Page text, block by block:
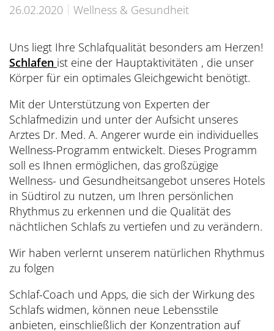
Awards
Preidlhof Events
Belvita
Dolce Vita Blog
Honeymoon
Sauna Tower
Pools & Park
À-la-carte-Treatments
Checks & Therapien
Etikette & Kostenrückerstattung
Brixsana
Übersicht
Biken
Golf
Yoga
Fitness
Fun Sports
Tennis
Skilaufen
SÜDTIROL & MERAN
Reinhold Messner
Ötzi
Klima & Naturpark
Sights & Ausflüge
Shoppen & Kultur
Privat-Touren - Ausflüge im Preidlhof
26.02.2020 Wellness & Gesundheit
Uns liegt Ihre Schlafqualität besonders am Herzen!
Schlafen ist eine der Hauptaktivitäten , die unser
Körper für ein optimales Gleichgewicht benötigt.
Mit der Unterstützung von Experten der
Schlafmedizin und unter der Aufsicht unseres
Arztes Dr. Med. A. Angerer wurde ein individuelles
Wellness-Programm entwickelt. Dieses Programm
soll es Ihnen ermöglichen, das großzügige
Wellness- und Gesundheitsangebot unseres Hotels
in Südtirol zu nutzen, um Ihren persönlichen
Rhythmus zu erkennen und die Qualität des
nächtlichen Schlafs zu vertiefen und zu verändern.
Wir haben verlernt unserem natürlichen Rhythmus
zu folgen
Schlaf-Coach und Apps, die sich der Wirkung des
Schlafs widmen, können neue Lebensstile
anbieten, einschließlich der Konzentration auf